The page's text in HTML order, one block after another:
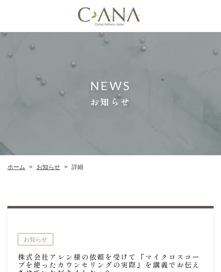
NEWS
お知らせ
ホーム > お知らせ > 詳細
お知らせ
株式会社アレン様の依頼を受けて『マイクロスコー
プを使ったカウンセリングの実際』を講義でお伝え